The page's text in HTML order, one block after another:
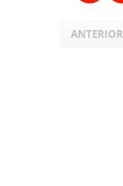
ANTERIOR